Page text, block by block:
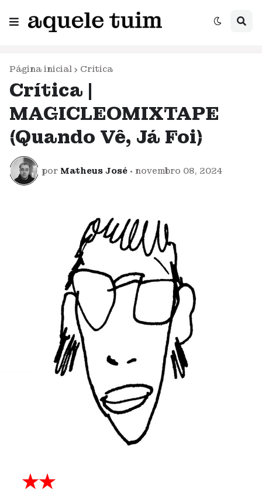
Página inicial Crítica
Crítica |
MAGICLEOMIXTAPE
(Quando Vê, Já Foi)
por Matheus José • novembro 08, 2024
★★